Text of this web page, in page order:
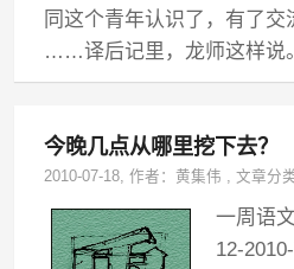
同这个青年认识了，有了交
……译后记里，龙师这样说。
今晚几点从哪里挖下去？
2010-07-18, 作者：黄集伟 ,文章分
一周语
12-